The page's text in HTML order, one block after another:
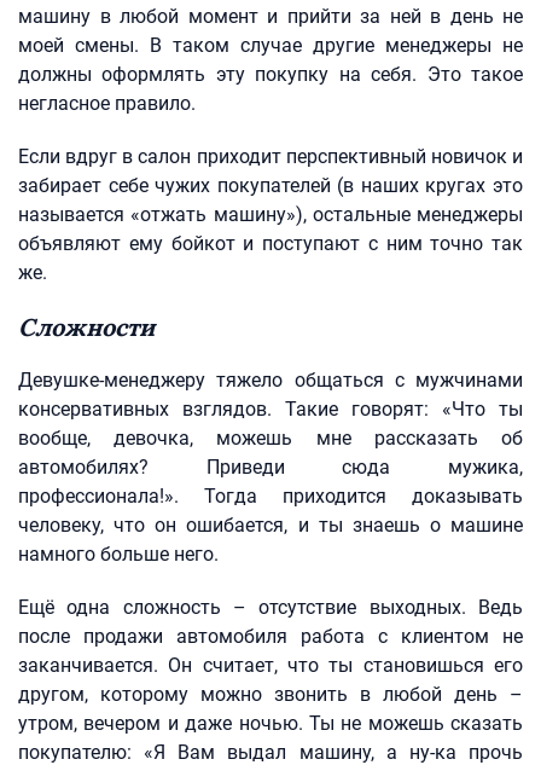
машину в любой момент и прийти за ней в день не
моей смены. В таком случае другие менеджеры не
должны оформлять эту покупку на себя. Это такое
негласное правило.
Если вдруг в салон приходит перспективный новичок и
забирает себе чужих покупателей (в наших кругах это
называется «отжать машину»), остальные менеджеры
объявляют ему бойкот и поступают с ним точно так
же.
Сложности
Девушке-менеджеру тяжело общаться с мужчинами
консервативных взглядов. Такие говорят: «Что ты
вообще, девочка, можешь мне рассказать об
автомобилях? Приведи сюда мужика,
профессионала!». Тогда приходится доказывать
человеку, что он ошибается, и ты знаешь о машине
намного больше него.
Ещё одна сложность – отсутствие выходных. Ведь
после продажи автомобиля работа с клиентом не
заканчивается. Он считает, что ты становишься его
другом, которому можно звонить в любой день –
утром, вечером и даже ночью. Ты не можешь сказать
покупателю: «Я Вам выдал машину, а ну-ка прочь